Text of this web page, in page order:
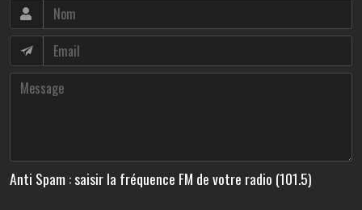
Anti Spam : saisir la fréquence FM de votre radio (101.5)